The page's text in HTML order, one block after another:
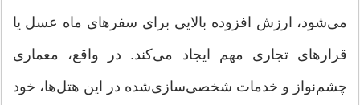
می‌شود، ارزش افزوده بالایی برای سفرهای ماه عسل یا
قرارهای تجاری مهم ایجاد می‌کند. در واقع، معماری
چشم‌نواز و خدمات شخصی‌سازی‌شده در این هتل‌ها، خود